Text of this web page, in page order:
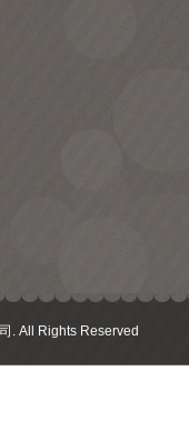
. All Rights Reserved